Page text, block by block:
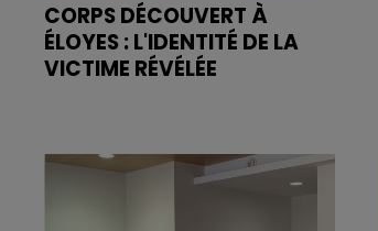
CORPS DÉCOUVERT À
ÉLOYES : L'IDENTITÉ DE LA
VICTIME RÉVÉLÉE